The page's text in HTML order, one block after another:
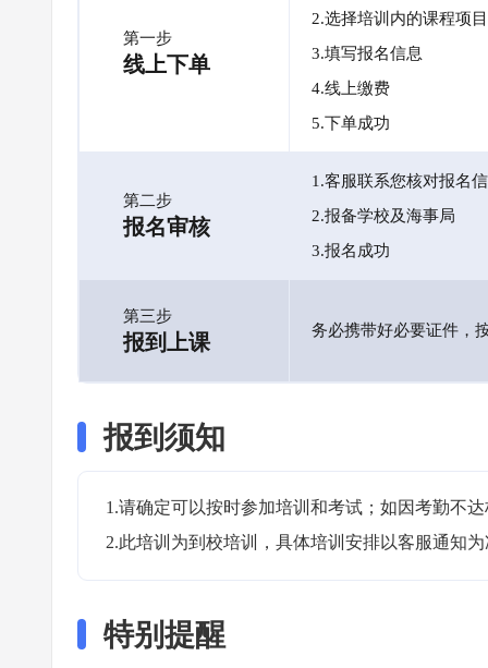
第一步
线上下单
2.选择培训内的课程项目
3.填写报名信息
4.线上缴费
5.下单成功
第二步
报名审核
1.客服联系您核对报名
2.报备学校及海事局
3.报名成功
第三步
报到上课 务必携带好必要证件，
报到须知
1.请确定可以按时参加培训和考试；如因考勤不
2.此培训为到校培训，具体培训安排以客服通知
特别提醒